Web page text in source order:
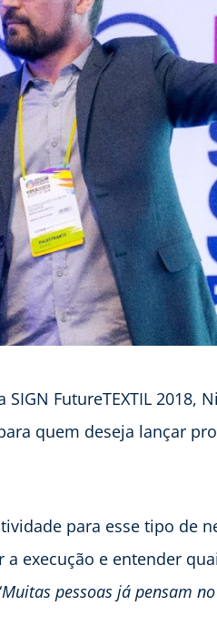
FutureTEXTIL 2018,
quem deseja lançar
para esse tipo de
execução e entender
Muitas pessoas já pensam